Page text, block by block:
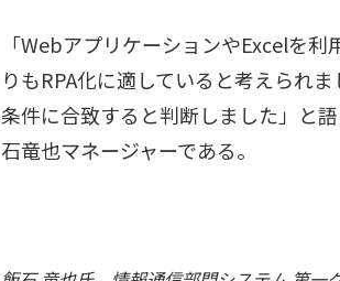
「WebアプリケーションやExcelを
りもRPA化に適していると考えられ
条件に合致すると判断しました」と
石竜也マネージャーである。